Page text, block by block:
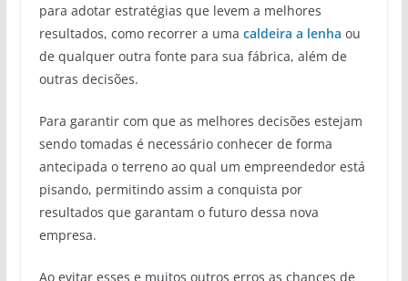
para adotar estratégias que levem a melhores
resultados, como recorrer a uma caldeira a lenha ou
de qualquer outra fonte para sua fábrica, além de
outras decisões.
Para garantir com que as melhores decisões estejam
sendo tomadas é necessário conhecer de forma
antecipada o terreno ao qual um empreendedor está
pisando, permitindo assim a conquista por
resultados que garantam o futuro dessa nova
empresa.
Ao evitar esses e muitos outros erros as chances de